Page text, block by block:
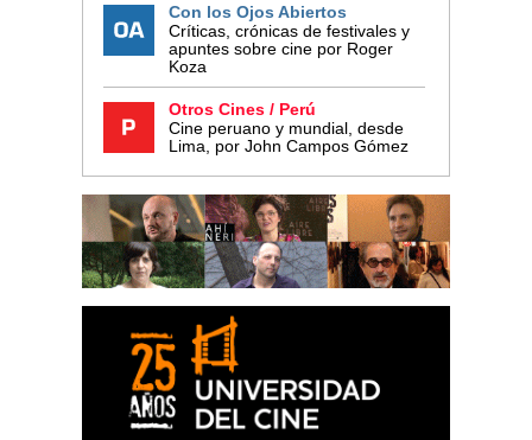
Con los Ojos Abiertos
Críticas, crónicas de festivales y
apuntes sobre cine por Roger
Koza
Otros Cines / Perú
Cine peruano y mundial, desde
Lima, por John Campos Gómez